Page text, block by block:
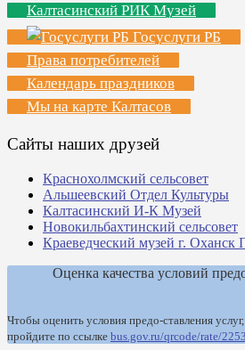
Калтасинский РИК Музей
Госуслуги РБ
Права потребителей
Календарь праздников
Мы на карте Калтасов
Сайты наших друзей
Краснохолмский сельсовет
Альшеевский Отдел Культуры
Калтасинский И-К Музей
Новокильбахтинский сельсовет
Краеведческий музей г. Оханск
Оценка качества условий
Чтобы оценить условия предо-ставления
пройдите по ссылке bus.gov.ru/qrcode/rate/